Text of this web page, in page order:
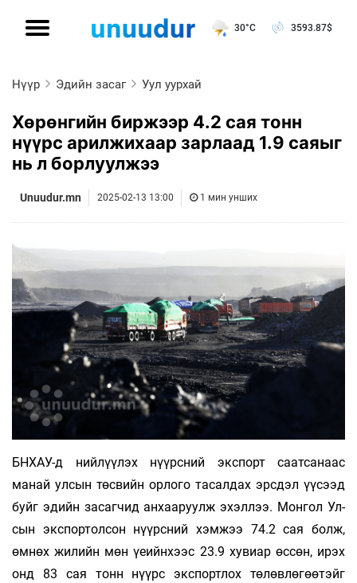
30°C 3593.87$
Нүүр Эдийн засаг Уул уурхай
Хөрөнгийн биржээр 4.2 сая тонн
нүүрс арилжихаар зарлаад 1.9 саяыг
нь л борлуулжээ
Unuudur.mn 2025-02-13 13:00 1 мин унших
БНХАУ-д нийлүүлэх нүүрсний экс­порт саатсанаас
манай улсын төсвийн ор­лого та­сал­дах эрсдэл үүсээд
буйг эдийн засаг­­чид анхааруулж эхэллээ. Монгол Ул­
сын экспортолсон нүүрсний хэмжээ 74.2 сая болж,
өмнөх жилийн мөн үеийнхээс 23.9 хувиар өссөн, ирэх
онд 83 сая тонн нүүрс экспортлох төлөвлөгөөтэйг